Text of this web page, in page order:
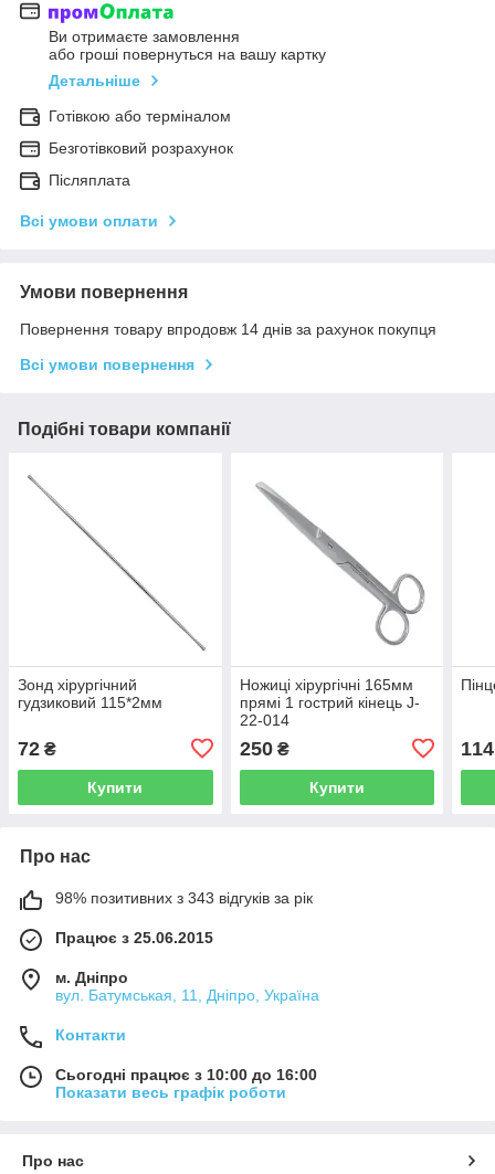
Ви отримаєте замовлення
або гроші повернуться на вашу картку
Детальніше
Готівкою або терміналом
Безготівковий розрахунок
Післяплата
Всі умови оплати
Умови повернення
Повернення товару впродовж 14 днів за рахунок покупця
Всі умови повернення
Подібні товари компанії
Зонд хірургічний
гудзиковий 115*2мм
72 ₴
Купити
Ножиці хірургічні 165мм
прямі 1 гострий кінець J-
22-014
250₴
Купити
114
Про нас
98% позитивних з 343 відгуків за рік
Працює з 25.06.2015
м. Дніпро
вул. Батумськая, 11, Дніпро, Україна
Контакти
Сьогодні працює з 10:00 до 16:00
Показати весь графік роботи
Про нас